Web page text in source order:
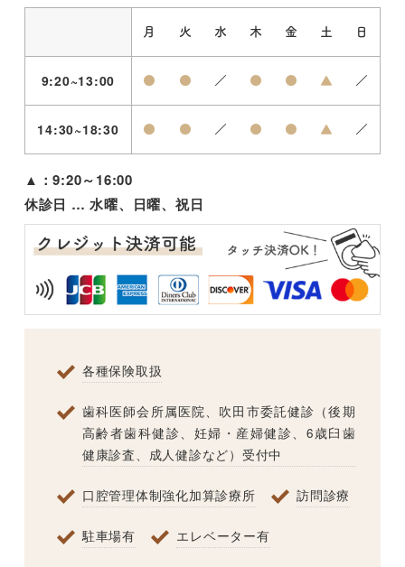
月 火 水 木 金 土 日
9:20~13:00 ● ● ／ ● ● ▲ ／
14:30~18:30 ● ● ／ ● ● ▲ ／
▲：9:20～16:00
休診日 … 水曜、日曜、祝日
各種保険取扱
歯科医師会所属医院、吹田市委託健診（後期
高齢者歯科健診、妊婦・産婦健診、6歳臼歯
健康診査、成人健診など）受付中
口腔管理体制強化加算診療所 訪問診療
駐車場有 エレベーター有